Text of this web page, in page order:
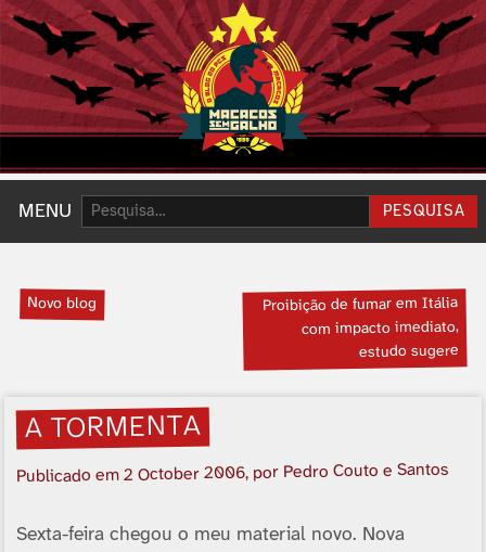
MENU Pesquisar: PESQUISA
Novo blog Proibição de fumar em Itália
com impacto imediato,
estudo sugere
A TORMENTA
Publicado em2 October 2006, por Pedro Couto e Santos
Sexta-feira chegou o meu material novo. Nova